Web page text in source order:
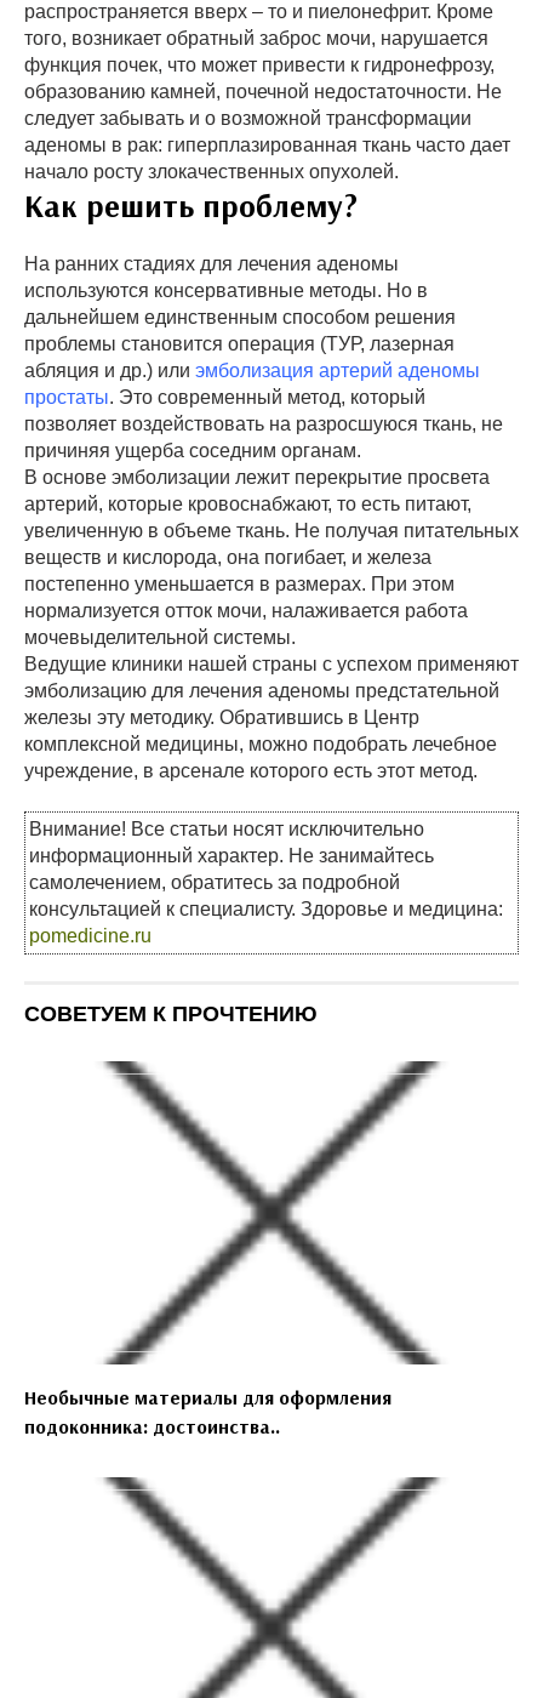
распространяется вверх – то и пиелонефрит. Кроме
того, возникает обратный заброс мочи, нарушается
функция почек, что может привести к гидронефрозу,
образованию камней, почечной недостаточности. Не
следует забывать и о возможной трансформации
аденомы в рак: гиперплазированная ткань часто дает
начало росту злокачественных опухолей.
Как решить проблему?
На ранних стадиях для лечения аденомы
используются консервативные методы. Но в
дальнейшем единственным способом решения
проблемы становится операция (ТУР, лазерная
абляция и др.) или эмболизация артерий аденомы
простаты. Это современный метод, который
позволяет воздействовать на разросшуюся ткань, не
причиняя ущерба соседним органам.
В основе эмболизации лежит перекрытие просвета
артерий, которые кровоснабжают, то есть питают,
увеличенную в объеме ткань. Не получая питательных
веществ и кислорода, она погибает, и железа
постепенно уменьшается в размерах. При этом
нормализуется отток мочи, налаживается работа
мочевыделительной системы.
Ведущие клиники нашей страны с успехом применяют
эмболизацию для лечения аденомы предстательной
железы эту методику. Обратившись в Центр
комплексной медицины, можно подобрать лечебное
учреждение, в арсенале которого есть этот метод.
Внимание! Все статьи носят исключительно
информационный характер. Не занимайтесь
самолечением, обратитесь за подробной
консультацией к специалисту. Здоровье и медицина:
pomedicine.ru
СОВЕТУЕМ К ПРОЧТЕНИЮ
Необычные материалы для оформления
подоконника: достоинства..